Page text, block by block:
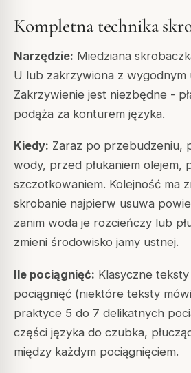
Kompletna technika
Narzędzie: Miedziana
U lub zakrzywiona z wygodnym
Zakrzywienie jest niezbędne -
podąża za konturem języka.
Kiedy: Zaraz po przebudzeniu,
wody, przed płukaniem olejem,
szczotkowaniem. Kolejność ma
skrobanie najpierw usuwa
zanim woda je rozcieńczy lub
zmieni środowisko jamy ustnej.
Ile pociągnięć: Klasyczne
pociągnięć (niektóre teksty
praktyce 5 do 7 delikatnych
części języka do czubka,
między każdym pociągnięciem.